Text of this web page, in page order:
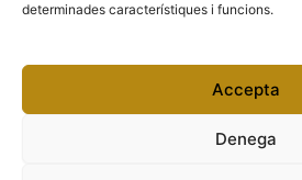
determinades característiques i funcions.
Accepta
Denega